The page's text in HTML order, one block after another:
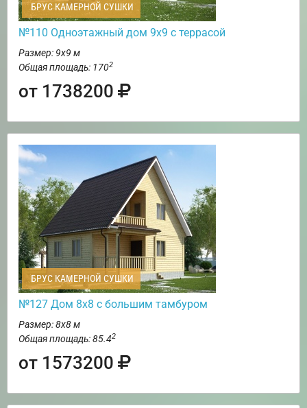
БРУС КАМЕРНОЙ СУШКИ
№110 Одноэтажный дом 9х9 с террасой
Размер: 9х9 м
Общая площадь: 1702
от 1738200
БРУС КАМЕРНОЙ СУШКИ
№127 Дом 8х8 с большим тамбуром
Размер: 8х8 м
Общая площадь: 85.42
от 1573200